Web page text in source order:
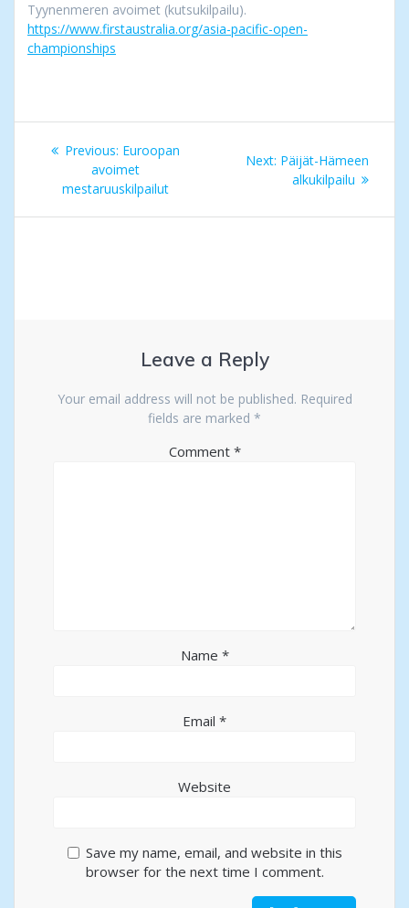
Tyynenmeren avoimet (kutsukilpailu).
https://www.firstaustralia.org/asia-pacific-open-
championships
Post
navigation
Previous: Previous
post:
Euroopan
avoimet
mestaruuskilpailut
Next: Next
post:
Päijät-Hämeen
alkukilpailu
Leave a Reply
Your email address will not be published. Required
fields are marked *
Comment *
Name *
Email *
Website
Save my name, email, and website in this
browser for the next time I comment.